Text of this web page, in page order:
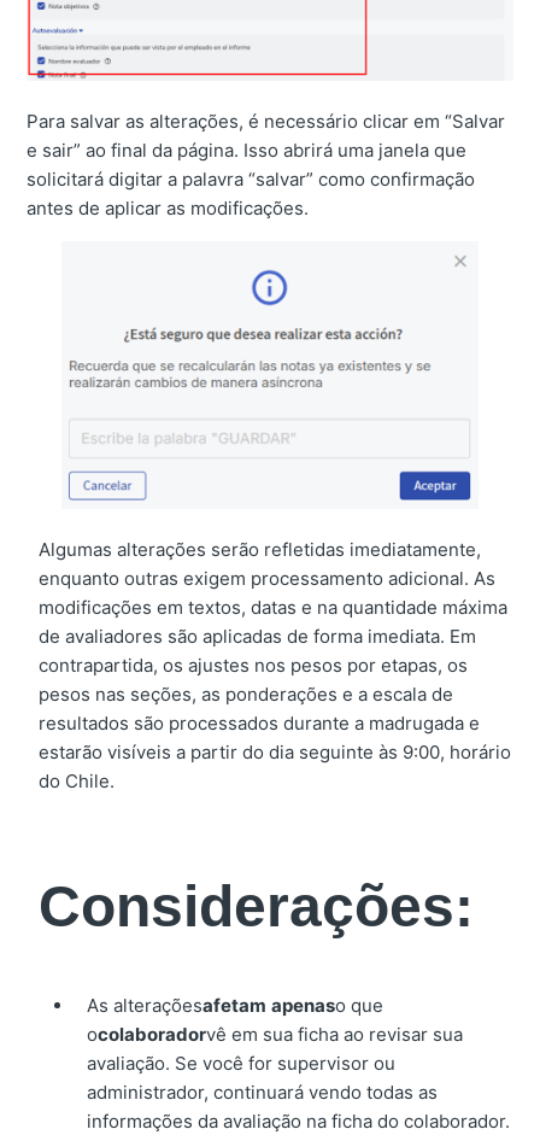
Para salvar as alterações, é necessário clicar em “Salvar
e sair” ao final da página. Isso abrirá uma janela que
solicitará digitar a palavra “salvar” como confirmação
antes de aplicar as modificações.
Algumas alterações serão refletidas imediatamente,
enquanto outras exigem processamento adicional. As
modificações em textos, datas e na quantidade máxima
de avaliadores são aplicadas de forma imediata. Em
contrapartida, os ajustes nos pesos por etapas, os
pesos nas seções, as ponderações e a escala de
resultados são processados durante a madrugada e
estarão visíveis a partir do dia seguinte às 9:00, horário
do Chile.
Considerações:
As alteraçõesafetam apenaso que
ocolaboradorvê em sua ficha ao revisar sua
avaliação. Se você for supervisor ou
administrador, continuará vendo todas as
informações da avaliação na ficha do colaborador.